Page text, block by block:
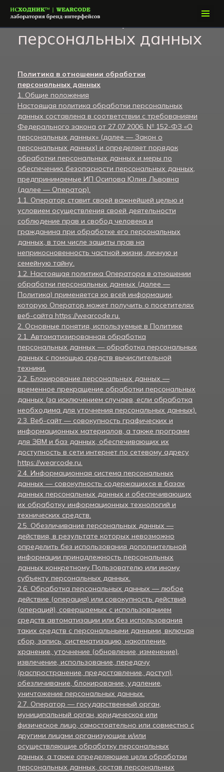
Политика обработки
персональных данных
Политика в отношении обработки
персональных данных
1. Общие положения
Настоящая политика обработки персональных
данных составлена в соответствии с требованиями
Федерального закона от 27.07.2006. № 152-ФЗ «О
персональных данных» (далее — Закон о
персональных данных) и определяет порядок
обработки персональных данных и меры по
обеспечению безопасности персональных данных,
предпринимаемые ИП Осипова Юлия Львовна
(далее — Оператор).
1.1. Оператор ставит своей важнейшей целью и
условием осуществления своей деятельности
соблюдение прав и свобод человека и
гражданина при обработке его персональных
данных, в том числе защиты прав на
неприкосновенность частной жизни, личную и
семейную тайну.
1.2. Настоящая политика Оператора в отношении
обработки персональных данных (далее —
Политика) применяется ко всей информации,
которую Оператор может получить о посетителях
веб-сайта https://wearcode.ru.
2. Основные понятия, используемые в Политике
2.1. Автоматизированная обработка
персональных данных — обработка персональных
данных с помощью средств вычислительной
техники.
2.2. Блокирование персональных данных —
временное прекращение обработки персональных
данных (за исключением случаев, если обработка
необходима для уточнения персональных данных).
2.3. Веб-сайт — совокупность графических и
информационных материалов, а также программ
для ЭВМ и баз данных, обеспечивающих их
доступность в сети интернет по сетевому адресу
https://wearcode.ru.
2.4. Информационная система персональных
данных — совокупность содержащихся в базах
данных персональных данных и обеспечивающих
их обработку информационных технологий и
технических средств.
2.5. Обезличивание персональных данных —
действия, в результате которых невозможно
определить без использования дополнительной
информации принадлежность персональных
данных конкретному Пользователю или иному
субъекту персональных данных.
2.6. Обработка персональных данных — любое
действие (операция) или совокупность действий
(операций), совершаемых с использованием
средств автоматизации или без использования
таких средств с персональными данными, включая
сбор, запись, систематизацию, накопление,
хранение, уточнение (обновление, изменение),
извлечение, использование, передачу
(распространение, предоставление, доступ),
обезличивание, блокирование, удаление,
уничтожение персональных данных.
2.7. Оператор — государственный орган,
муниципальный орган, юридическое или
физическое лицо, самостоятельно или совместно с
другими лицами организующие и/или
осуществляющие обработку персональных
данных, а также определяющие цели обработки
персональных данных, состав персональных